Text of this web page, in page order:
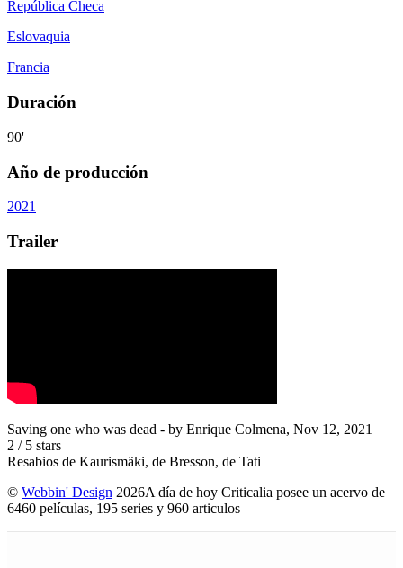
República Checa
Eslovaquia
Francia
Duración
90'
Año de producción
2021
Trailer
Saving one who was dead - by Enrique Colmena, Nov 12, 2021
2 / 5 stars
Resabios de Kaurismäki, de Bresson, de Tati
© Webbin' Design 2026A día de hoy Criticalia posee un acervo de
6460 películas, 195 series y 960 articulos